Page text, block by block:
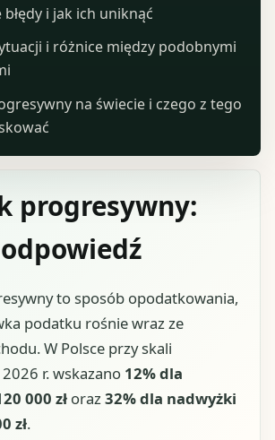
progresywny:
to sposób opodatkowania,
podatku rośnie wraz ze
W Polsce przy skali
r. wskazano 12% dla
000 zł oraz32% dla nadwyżki
zł.
błędy i jak ich uniknąć
i różnice między podobnymi
na świecie i czego z tego